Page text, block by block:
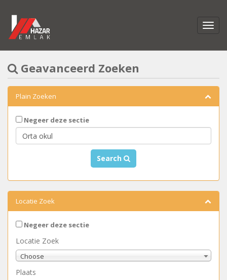
Geavanceerd Zoeken
Plain Zoeken
Negeer deze sectie
Search
Locatie Zoek
Negeer deze sectie
Locatie Zoek
Choose
Plaats